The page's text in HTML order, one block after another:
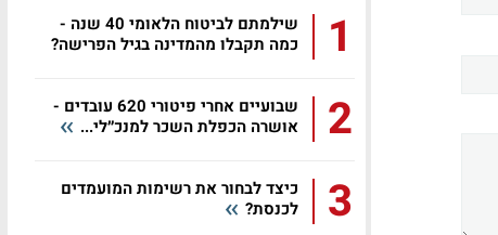
1
שילמתם לביטוח הלאומי 40 שנה -
כמה תקבלו מהמדינה בגיל הפרישה?
2
שבועיים אחרי פיטורי 620 עובדים -
אושרה הכפלת השכר למנכ״לי...
3
כיצד לבחור את רשימות המועמדים
לכנסת?